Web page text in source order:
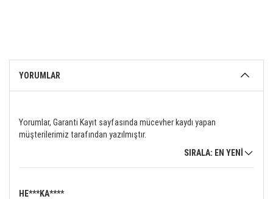
YORUMLAR
Yorumlar, Garanti Kayıt sayfasında mücevher kaydı yapan
müşterilerimiz tarafından yazılmıştır.
SIRALA: EN YENİ
HE***KA****